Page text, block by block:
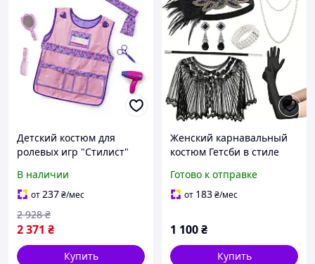
Детский костюм для
ролевых игр "Стилист"
от 3-6 лет, Land of Toys
В наличии
от237₴/мес
2 371 ₴
2 928 ₴
Купить
Женский карнавальный
костюм Гетсби в стиле
Готово к отправке
от 183₴/мес
1 100₴
Купить